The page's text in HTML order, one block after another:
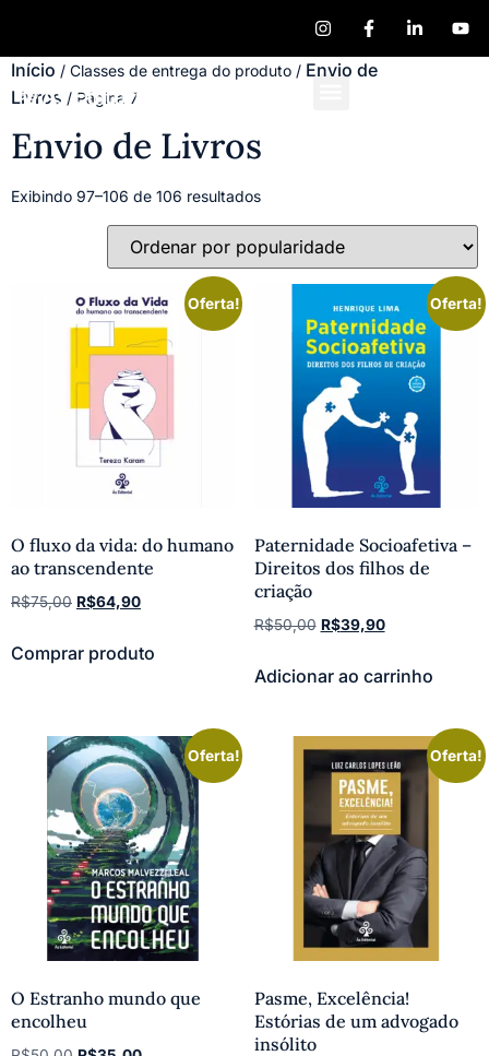
Início / Classes de entrega do produto / Envio de
Livros / Página 7
Envio de Livros
Exibindo 97–106 de 106 resultados
Oferta!
O fluxo da vida: do humano
ao transcendente
R$75,00 R$64,90
Comprar produto
Oferta!
Paternidade Socioafetiva –
Direitos dos filhos de
criação
R$50,00 R$39,90
Adicionar ao carrinho
Oferta!
O Estranho mundo que
encolheu
Oferta!
Pasme, Excelência!
Estórias de um advogado
insólito